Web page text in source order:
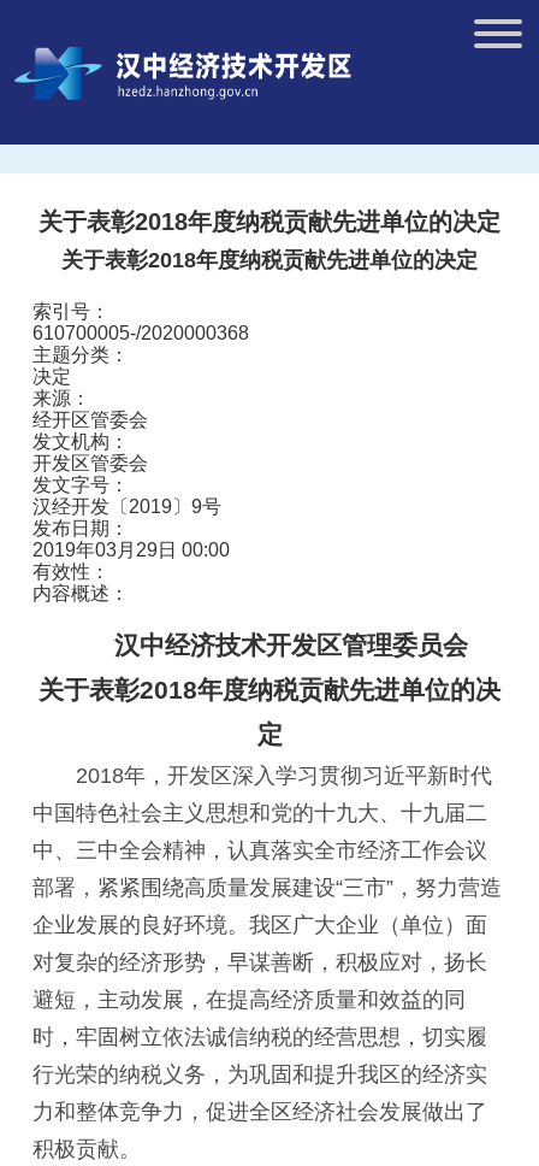
关于表彰2018年度纳税贡献先进单位的决定
关于表彰2018年度纳税贡献先进单位的决定
索引号：
610700005-/2020000368
主题分类：
决定
来源：
经开区管委会
发文机构：
开发区管委会
发文字号：
汉经开发〔2019〕9号
发布日期：
2019年03月29日 00:00
有效性：
内容概述：
汉中经济技术开发区管理委员会
关于表彰2018年度纳税贡献先进单位的决
定
2018年，开发区深入学习贯彻习近平新时代
中国特色社会主义思想和党的十九大、十九届二
中、三中全会精神，认真落实全市经济工作会议
部署，紧紧围绕高质量发展建设“三市”，努力营造
企业发展的良好环境。我区广大企业（单位）面
对复杂的经济形势，早谋善断，积极应对，扬长
避短，主动发展，在提高经济质量和效益的同
时，牢固树立依法诚信纳税的经营思想，切实履
行光荣的纳税义务，为巩固和提升我区的经济实
力和整体竞争力，促进全区经济社会发展做出了
积极贡献。